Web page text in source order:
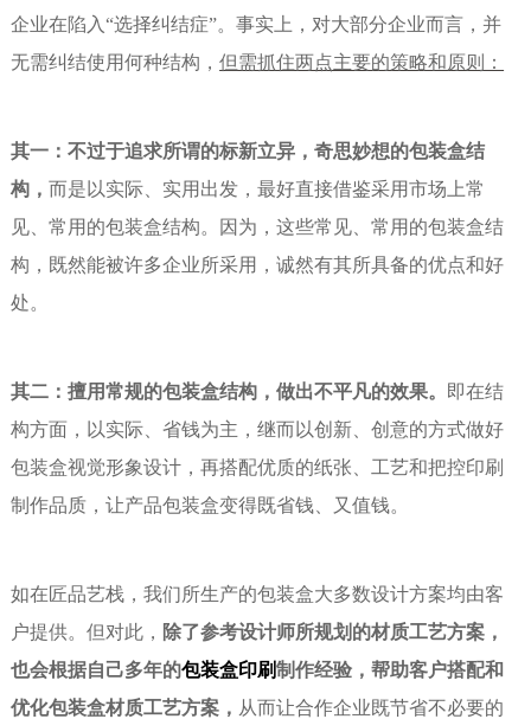
企业在陷入“选择纠结症”。事实上，对大部分企业而言，并
无需纠结使用何种结构，但需抓住两点主要的策略和原则：
其一：不过于追求所谓的标新立异，奇思妙想的包装盒结
构，而是以实际、实用出发，最好直接借鉴采用市场上常
见、常用的包装盒结构。因为，这些常见、常用的包装盒结
构，既然能被许多企业所采用，诚然有其所具备的优点和好
处。
其二：擅用常规的包装盒结构，做出不平凡的效果。
即在结
构方面，以实际、省钱为主，继而以创新、创意的方式做好
包装盒视觉形象设计，再搭配优质的纸张、工艺和把控印刷
制作品质，让产品包装盒变得既省钱、又值钱。
如在匠品艺栈，我们所生产的包装盒大多数设计方案均由客
户提供。但对此， 除了参考设计师所规划的材质工艺方案，
也会根据自己多年的包装盒印刷制作经验，帮助客户搭配和
优化包装盒材质工艺方案， 从而让合作企业既节省不必要的